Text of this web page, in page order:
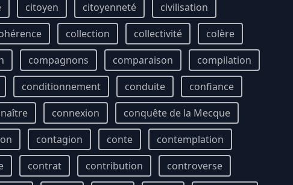
citoyen citoyenneté
civilisation
collection collectivité
colère
compagnons comparaison
compilation
conditionnement conduite
confiance
connexion
conquête de la Mecque
contagion conte
contemplation
contrat contribution
controverse